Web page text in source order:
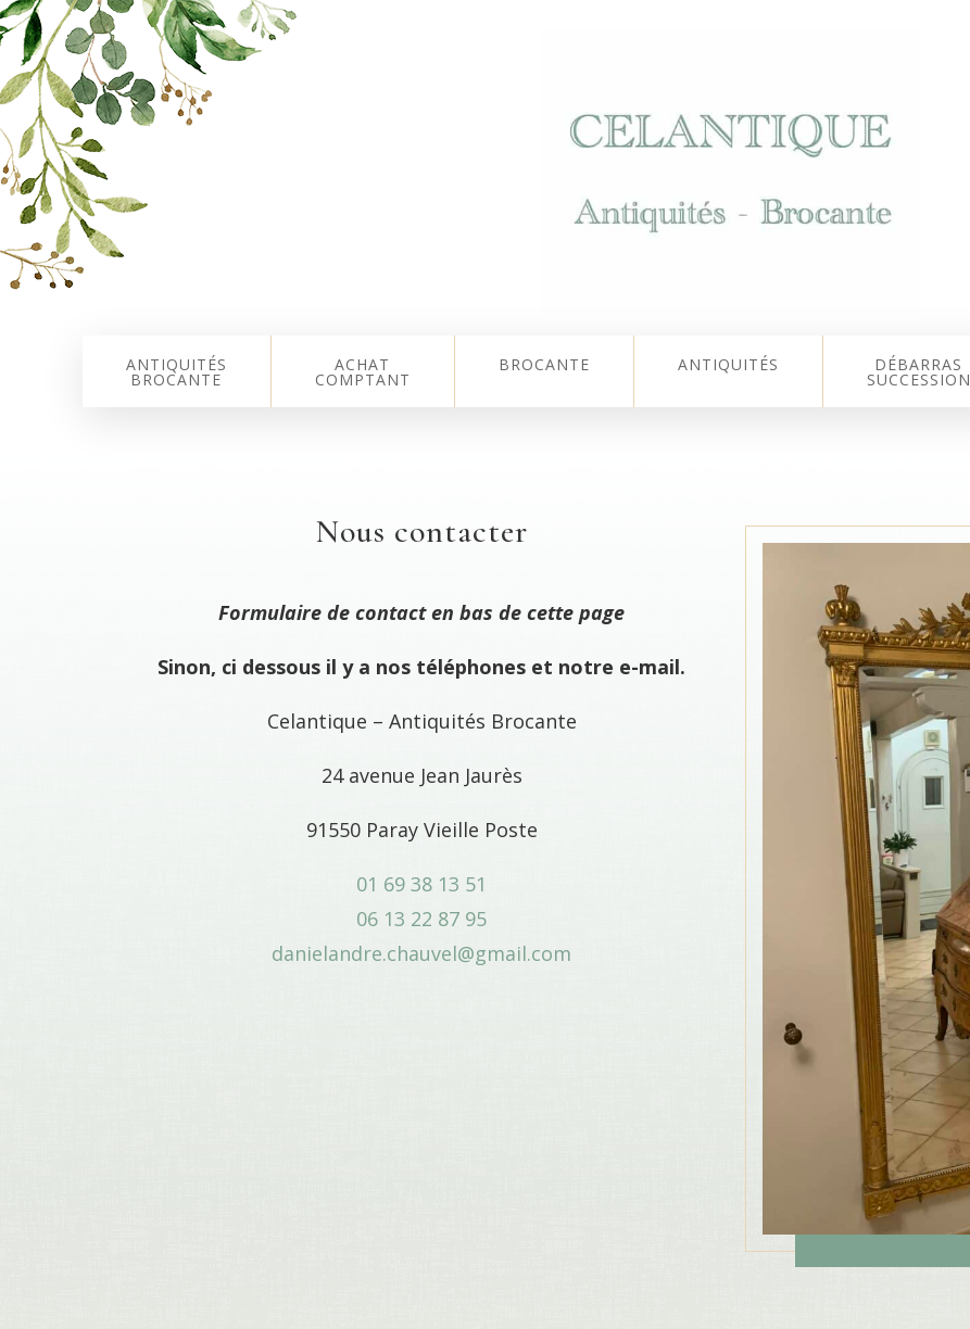
ANTIQUITÉS
BROCANTE
ACHAT
COMPTANT
BROCANTE ANTIQUITÉS DÉBARRAS
SUCCESSION
Nous contacter
Formulaire de contact en bas de cette page
Sinon, ci dessous il y a nos téléphones et notre e-mail.
Celantique – Antiquités Brocante
24 avenue Jean Jaurès
91550 Paray Vieille Poste
01 69 38 13 51
06 13 22 87 95
danielandre.chauvel@gmail.com